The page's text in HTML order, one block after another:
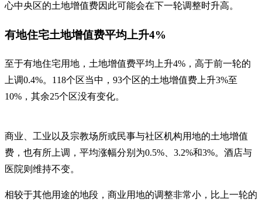
心中央区的土地增值费因此可能会在下一轮调整时升高。
有地住宅土地增值费平均上升4%
至于有地住宅用地，土地增值费平均上升4%，高于前一轮的
上调0.4%。118个区当中，93个区的土地增值费上升3%至
10%，其余25个区没有变化。
商业、工业以及宗教场所或民事与社区机构用地的土地增值
费，也有所上调，平均涨幅分别为0.5%、3.2%和3%。酒店与
医院则维持不变。
相较于其他用途的地段，商业用地的调整非常小，比上一轮的